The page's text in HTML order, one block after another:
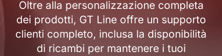
Oltre alla personalizzazione completa
dei prodotti, GT Line offre un supporto
clienti completo, inclusa la disponibilità
di ricambi per mantenere i tuoi